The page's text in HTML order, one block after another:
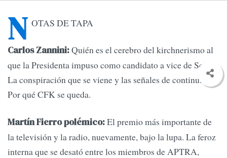
N OTAS DE TAPA
Carlos Zannini:Quién es el cerebro del kirchnerismo al
que la Presidenta impuso como candidato a vice de Scioli.
La conspiración que se viene y las señales de continuismo.
Por qué CFK se queda.
Martín Fierro polémico:El premio más importante de
la televisión y la radio, nuevamente, bajo la lupa. La feroz
interna que se desató entre los miembros de APTRA,